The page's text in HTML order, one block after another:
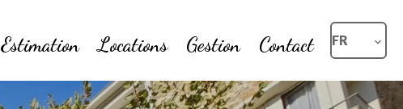
Estimation Locations Gestion Contact FR